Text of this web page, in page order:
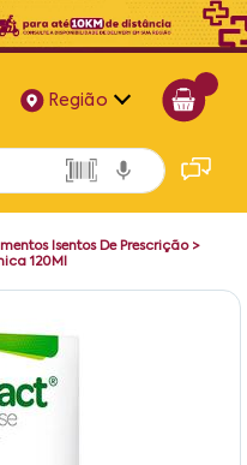
Região
Alagoas
Bahia
Isentos De Prescrição>
120Ml